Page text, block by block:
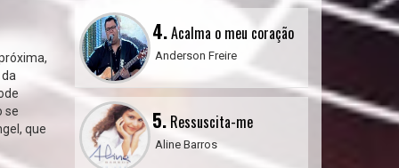
se
que
4.Acalma o meu coração
Anderson Freire
5.Ressuscita-me
Aline Barros